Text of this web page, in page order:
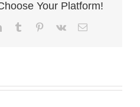
Your Platform!
LinkedInTumblr Pinterest
Vk Email